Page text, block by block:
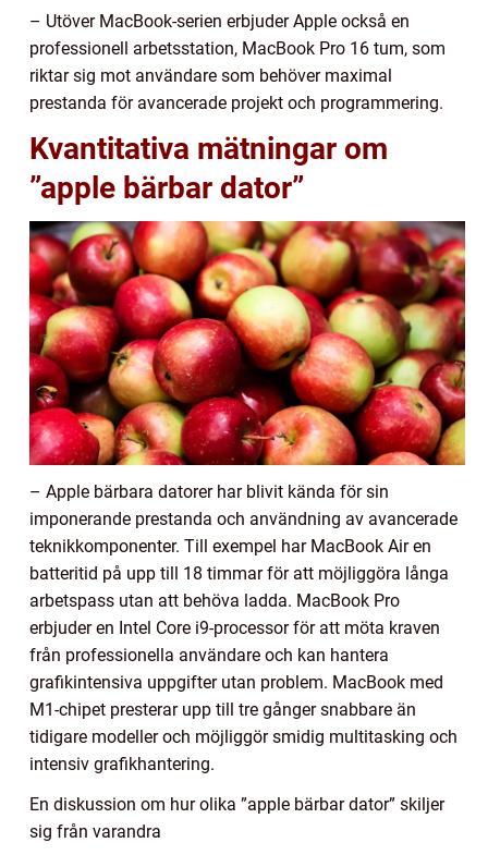
– Utöver MacBook-serien erbjuder Apple också en
professionell arbetsstation, MacBook Pro 16 tum, som
riktar sig mot användare som behöver maximal
prestanda för avancerade projekt och programmering.
Kvantitativa mätningar om
”apple bärbar dator”
– Apple bärbara datorer har blivit kända för sin
imponerande prestanda och användning av avancerade
teknikkomponenter. Till exempel har MacBook Air en
batteritid på upp till 18 timmar för att möjliggöra långa
arbetspass utan att behöva ladda. MacBook Pro
erbjuder en Intel Core i9-processor för att möta kraven
från professionella användare och kan hantera
grafikintensiva uppgifter utan problem. MacBook med
M1-chipet presterar upp till tre gånger snabbare än
tidigare modeller och möjliggör smidig multitasking och
intensiv grafikhantering.
En diskussion om hur olika ”apple bärbar dator” skiljer
sig från varandra